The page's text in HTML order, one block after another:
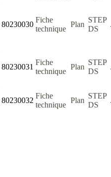
80230030
Fiche
technique
Plan
STEP
DS
80230031
Fiche
technique
Plan
STEP
DS
80230032
Fiche
technique
Plan
STEP
DS